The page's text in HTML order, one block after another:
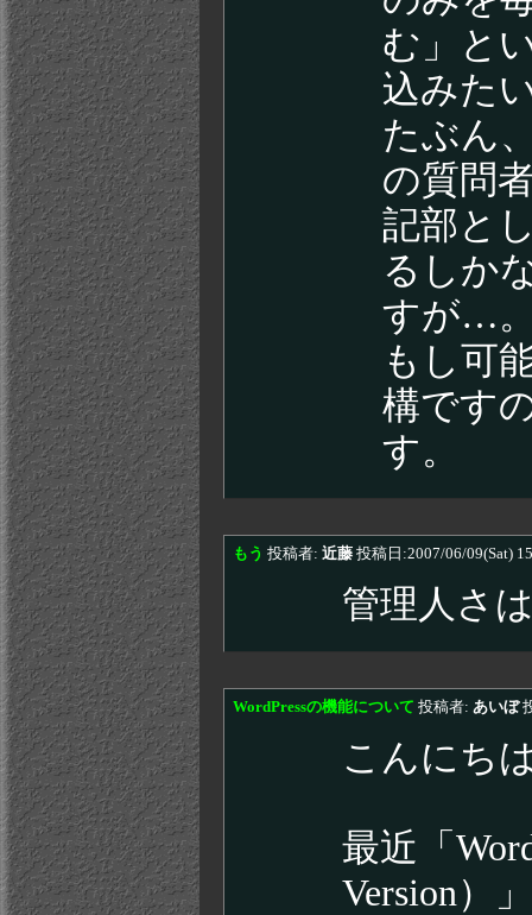
む」と
込みた
たぶん
の質問
記部と
るしか
すが…
もし可
構です
す。
もう 投稿者: 近藤 投稿日:2007/06/09(Sat)
管理人さ
WordPressの機能について 投稿者: あいぼ
こんにち
最近「
Version）